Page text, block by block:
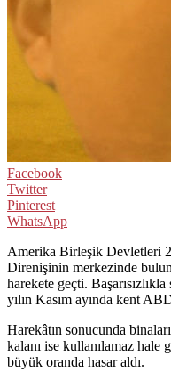
Facebook
Twitter
Pinterest
WhatsApp
Amerika Birleşik Devletleri
Direnişinin merkezinde
harekete geçti.
yılın Kasım ayında kent
Harekâtın sonucunda
kalanı ise kullanılamaz hale
büyük oranda hasar aldı.